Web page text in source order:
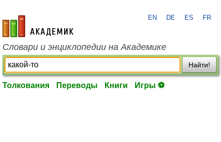
academic.ru
EN DE ES FR
Словари и энциклопедии на Академике
Найти!
Толкования Переводы Книги Игры ⚽